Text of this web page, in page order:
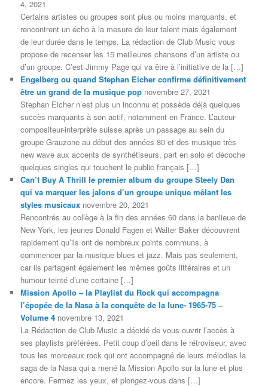
4, 2021
Certains artistes ou groupes sont plus ou moins marquants, et
rencontrent un écho à la mesure de leur talent mais également
de leur durée dans le temps. La rédaction de Club Music vous
propose de recenser les 15 meilleures chansons d’un artiste ou
d’un groupe. C’est Jimmy Page qui va être à l’initiative de la […]
Engelberg ou quand Stephan Eicher confirme définitivement
être un grand de la musique pop novembre 27, 2021
Stephan Eicher n’est plus un inconnu et possède déjà quelques
succès marquants à son actif, notamment en France. L’auteur-
compositeur-interprète suisse après un passage au sein du
groupe Grauzone au début des années 80 et des musique très
new wave aux accents de synthétiseurs, part en solo et décoche
quelques singles qui touchent le public français […]
Can’t Buy A Thrill le premier album du groupe Steely Dan
qui va marquer les jalons d’un groupe unique mêlant les
styles musicaux novembre 20, 2021
Rencontrés au collège à la fin des années 60 dans la banlieue de
New York, les jeunes Donald Fagen et Walter Baker découvrent
rapidement qu’ils ont de nombreux points communs, à
commencer par la musique blues et jazz. Mais pas seulement,
car ils partagent également les mêmes goûts littéraires et un
humour teinté d’une certaine […]
Mission Apollo – la Playlist du Rock qui accompagna
l’épopée de la Nasa à la conquête de la lune- 1965-75 –
Volume 4 novembre 13, 2021
La Rédaction de Club Music a décidé de vous ouvrir l’accès à
ses playlists préférées. Petit coup d’oeil dans le rétroviseur, avec
tous les morceaux rock qui ont accompagné de leurs mélodies la
saga de la Nasa qui a mené la Mission Apollo sur la lune et plus
encore. Fermez les yeux, et plongez-vous dans […]